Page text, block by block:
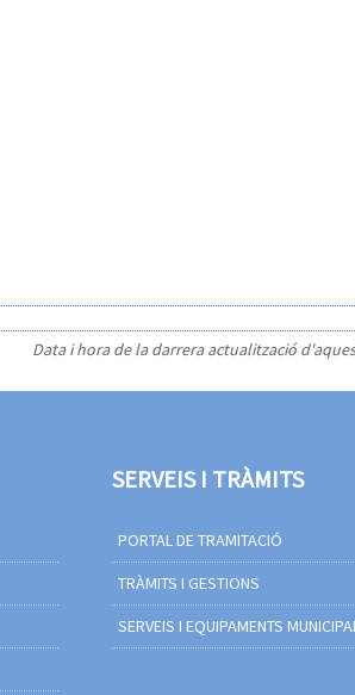
Data i hora de la darrera actualització
SERVEIS I TRÀMITS
PORTAL DE TRAMITACIÓ
TRÀMITS I GESTIONS
SERVEIS I EQUIPAMENTS